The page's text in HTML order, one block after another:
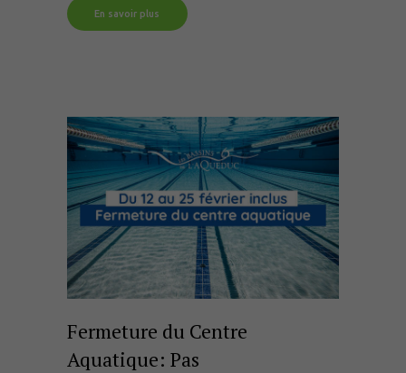
En savoir plus
Fermeture du Centre
Aquatique: Pas